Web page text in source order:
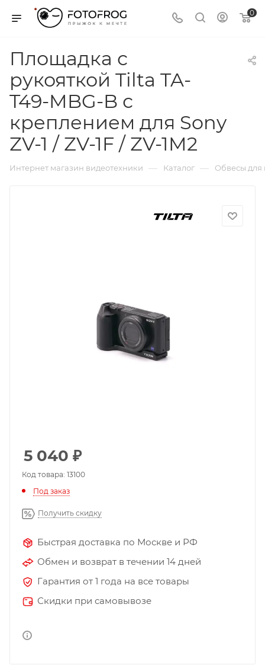
0
Площадка с
рукояткой Tilta TA-
T49-MBG-B с
креплением для Sony
ZV-1 / ZV-1F / ZV-1M2
Интернет магазин видеотехники — Каталог — Обвесы для
5 040 ₽
Код товара: 13100
Под заказ
Получить скидку
Быстрая доставка по Москве и РФ
Обмен и возврат в течении 14 дней
Гарантия от 1 года на все товары
Скидки при самовывозе